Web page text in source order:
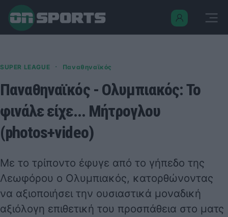
SUPER LEAGUE · Παναθηναϊκός
Παναθηναϊκός - Ολυμπιακός: Το
φινάλε είχε... Μήτρογλου
(photos+video)
Με το τρίποντο έφυγε από το γήπεδο της
Λεωφόρου ο Ολυμπιακός, κατορθώνοντας
να αξιοποιήσει την ουσιαστικά μοναδική
αξιόλογη επιθετική του προσπάθεια στο ματς